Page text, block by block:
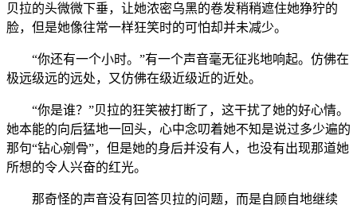
贝拉的头微微下垂，让她浓密乌黑的卷发稍稍遮住她狰狞的
脸，但是她像往常一样狂笑时的可怕却并未减少。
“你还有一个小时。”有一个声音毫无征兆地响起。仿佛在
极远级远的远处，又仿佛在级近级近的近处。
“你是谁？”贝拉的狂笑被打断了，这干扰了她的好心情。
她本能的向后猛地一回头，心中念叨着她不知是说过多少遍的
那句“钻心剜骨”，但是她的身后并没有人，也没有出现那道她
所想的令人兴奋的红光。
那奇怪的声音没有回答贝拉的问题，而是自顾自地继续